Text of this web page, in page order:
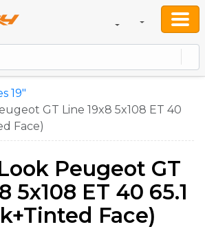
19"
GT Line 19x8 5x108 ET 40
Face)
Peugeot GT
5x108 ET 40 65.1
Face)